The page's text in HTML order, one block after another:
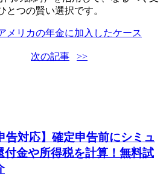
とつの賢い選択です。
メリカの年金に加入したケース
次の記事
告対応】確定申告前にシミュ
付金や所得税を計算！無料試